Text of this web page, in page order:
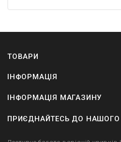
ТОВАРИ
ІНФОРМАЦІЯ
ІНФОРМАЦІЯ МАГАЗИНУ
ПРИЄДНАЙТЕСЬ ДО НАШОГО